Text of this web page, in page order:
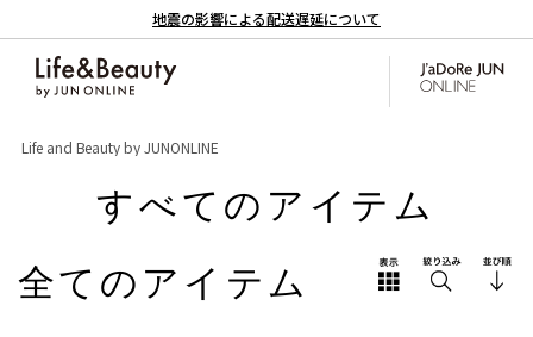
地震の影響による配送遅延について
Life and Beauty by JUNONLINE
すべてのアイテム
全てのアイテム